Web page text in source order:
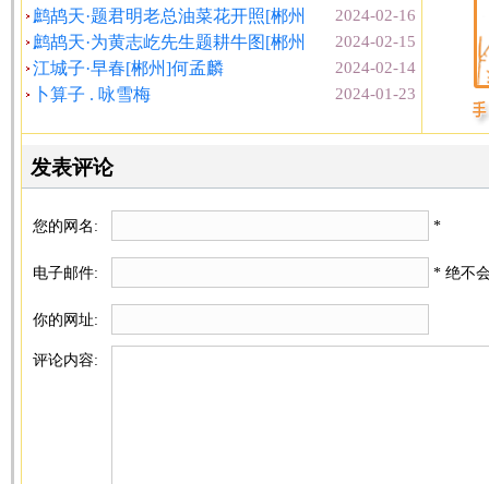
2024-02-16
鹧鸪天·题君明老总油菜花开照[郴州
2024-02-15
鹧鸪天·为黄志屹先生题耕牛图[郴州
2024-02-14
江城子·早春[郴州]何孟麟
2024-01-23
卜算子 . 咏雪梅
发表评论
您的网名: *
电子邮件: * 绝不
你的网址:
评论内容: